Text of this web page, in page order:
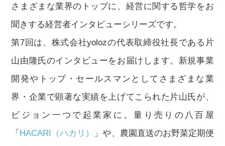
さまざまな業界のトップに、経営に関する哲学をお
聞きする経営者インタビューシリーズです。
第7回は、株式会社yolozの代表取締役社長である片
山由隆氏のインタビューをお届けします。新規事業
開発やトップ・セールスマンとしてさまざまな業
界・企業で顕著な実績を上げてこられた片山氏が、
ビジョン一つで起業家に。量り売りの八百屋
「 HACARI（ハカリ）
」や、農園直送のお野菜定期便